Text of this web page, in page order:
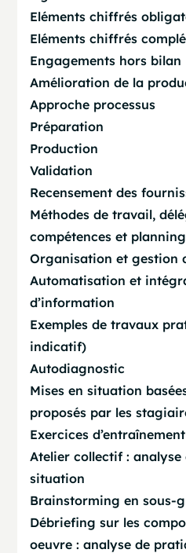
Eléments chiffrés
Eléments chiffrés
Engagements hors bilan
Amélioration de la
Approche processus
Préparation
Production
Validation
Recensement des
Méthodes de travail,
compétences et
Organisation et gestion
Automatisation et
d’information
Exemples de travaux
indicatif)
Autodiagnostic
Mises en situation
proposés par les
Exercices d’entraînement
Atelier collectif : analyse
situation
Brainstorming en sous-
Débriefing sur les
oeuvre : analyse de